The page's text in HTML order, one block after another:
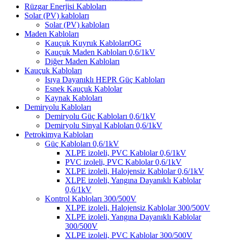
Rüzgar Enerjisi Kabloları
Solar (PV) kabloları
Solar (PV) kabloları
Maden Kabloları
Kauçuk Kuyruk KablolarıOG
Kauçuk Maden Kabloları 0,6/1kV
Diğer Maden Kabloları
Kauçuk Kabloları
Isıya Dayanıklı HEPR Güç Kabloları
Esnek Kauçuk Kablolar
Kaynak Kabloları
Demiryolu Kabloları
Demiryolu Güç Kabloları 0,6/1kV
Demiryolu Sinyal Kabloları 0,6/1kV
Petrokimya Kabloları
Güç Kabloları 0,6/1kV
XLPE izoleli, PVC Kablolar 0,6/1kV
PVC izoleli, PVC Kablolar 0,6/1kV
XLPE izoleli, Halojensiz Kablolar 0,6/1kV
XLPE izoleli, Yangına Dayanıklı Kablolar
0,6/1kV
Kontrol Kabloları 300/500V
XLPE izoleli, Halojensiz Kablolar 300/500V
XLPE izoleli, Yangına Dayanıklı Kablolar
300/500V
XLPE izoleli, PVC Kablolar 300/500V